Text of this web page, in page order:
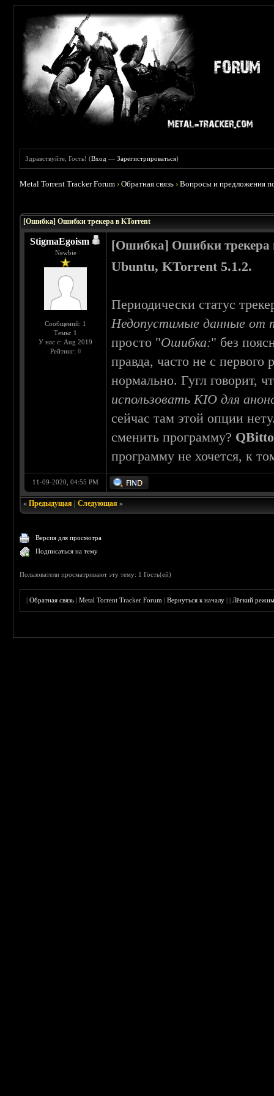
Здравствуйте, Гость! (Вход —Зарегистрироваться)
Metal Torrent Tracker Forum ›Обратная связь ›Вопросы и предложения
[Ошибка] Ошибки трекера в KTorrent
StigmaEgoism
Newbie
Сообщений: 1
Темы: 1
У нас с: Aug 2019
Рейтинг: 0
[Ошибка] Ошибки трекера
Ubuntu,KTorrent 5.1.2.
Периодически статус
Недопустимые данные от
просто "Ошибка:" без
правда, часто не с первого
нормально. Гугл говорит,
использовать KIO для
сейчас там этой опции
сменить программу?
программу не хочется, к
11-09-2020, 04:55 PM
«Предыдущая |Следующая »
Версия для просмотра
Подписаться на тему
Пользователи просматривают эту тему: 1 Гость(ей)
|Обратная связь |Metal Torrent Tracker Forum |Вернуться к началу ||Лёгкий